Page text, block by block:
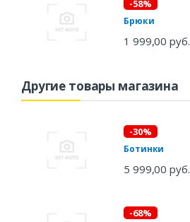
-58%
Брюки
1 999,00 руб.
Другие товары магазина
-30%
Ботинки
5 999,00 руб.
-68%